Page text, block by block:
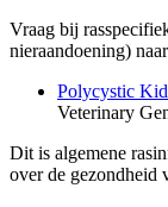
Vraag bij
nieraandoening)
Polycystic
Veterinary
Dit is algemene
over de gezondheid